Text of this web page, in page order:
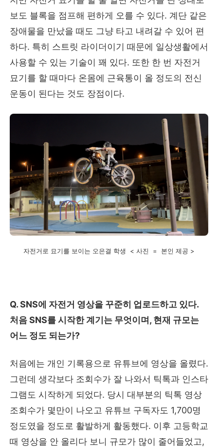
보도 블록을 점프해 편하게 오를 수 있다. 계단 같은
장애물을 만났을 때도 그냥 타고 내려갈 수 있어 편
하다. 특히 스트릿 라이더이기 때문에 일상생활에서
사용할 수 있는 기술이 꽤 있다. 또한 한 번 자전거
묘기를 할 때마다 온몸에 근육통이 올 정도의 전신
운동이 된다는 것도 장점이다.
자전거로 묘기를 보이는 오은결 학생 < 사진 = 본인 제공 >
Q. SNS에 자전거 영상을 꾸준히 업로드하고 있다.
처음SNS를 시작한 계기는 무엇이며 , 현재 규모는
어느 정도 되는가?
처음에는 개인 기록용으로 유튜브에 영상을 올렸다.
그런데 생각보다 조회수가 잘 나와서 틱톡과 인스타
그램도 시작하게 되었다. 당시 대부분의 틱톡 영상
조회수가 몇만이 나오고 유튜브 구독자도 1,700명
정도였을 정도로 활발하게 활동했다. 이후 고등학교
때 영상을 안 올리다 보니 규모가 많이 줄어들었고 ,